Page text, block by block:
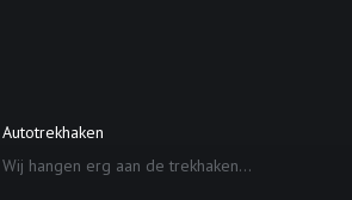
Autotrekhaken
Wij hangen erg aan de trekhaken...